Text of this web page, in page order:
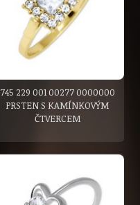
745 229 001 00277 0000000
PRSTEN S KAMÍNKOVÝM
ČTVERCEM